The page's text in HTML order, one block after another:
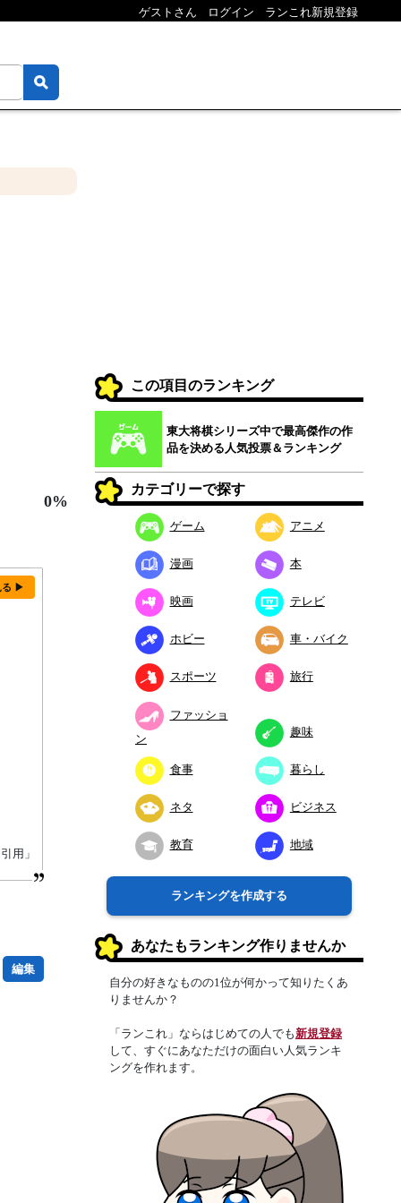
ゲストさん ログイン ランこれ新規登録
0%
る ▶
用」
編集
この項目のランキング
東大将棋シリーズ中で最高傑作の作
品を決める人気投票＆ランキング
カテゴリーで探す
ゲーム アニメ
漫画 本
映画 テレビ
ホビー 車・バイク
スポーツ 旅行
ファッショ
ン
趣味
食事 暮らし
ネタ ビジネス
教育 地域
ランキングを作成する
あなたもランキング作りませんか
自分の好きなものの1位が何かって知りたくあ
りませんか？
「ランこれ」ならはじめての人でも新規登録
して、すぐにあなただけの面白い人気ランキ
ングを作れます。